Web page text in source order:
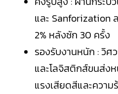
และ Sanforization
2% หลังซัก 30 ครั้ง
รองรับงานหนัก : วิศ
และโลจิสติกส์ขนส่ง
แรงเสียดสีและความ